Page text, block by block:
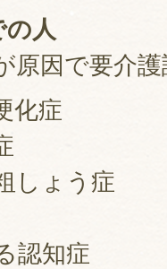
人
原因で要介
化症
しょう症
認知症